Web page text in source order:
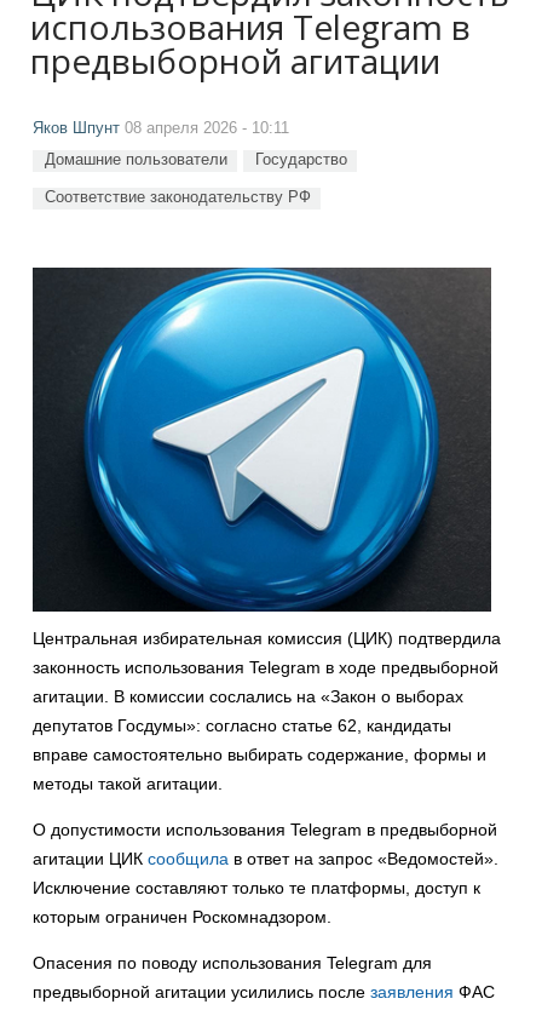
использования Telegram в
предвыборной агитации
Яков Шпунт 08 апреля 2026 - 10:11
Домашние пользователи Государство
Соответствие законодательству РФ
Центральная избирательная комиссия (ЦИК) подтвердила
законность использования Telegram в ходе предвыборной
агитации. В комиссии сослались на «Закон о выборах
депутатов Госдумы»: согласно статье 62, кандидаты
вправе самостоятельно выбирать содержание, формы и
методы такой агитации.
О допустимости использования Telegram в предвыборной
агитации ЦИК сообщила в ответ на запрос «Ведомостей».
Исключение составляют только те платформы, доступ к
которым ограничен Роскомнадзором.
Опасения по поводу использования Telegram для
предвыборной агитации усилились после заявления ФАС